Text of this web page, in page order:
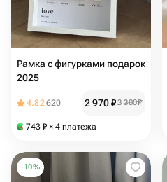
Рамка с фигурками подарок
2025
4.82620 2 970₽3 300₽
743 ₽ × 4 платежа
-10%